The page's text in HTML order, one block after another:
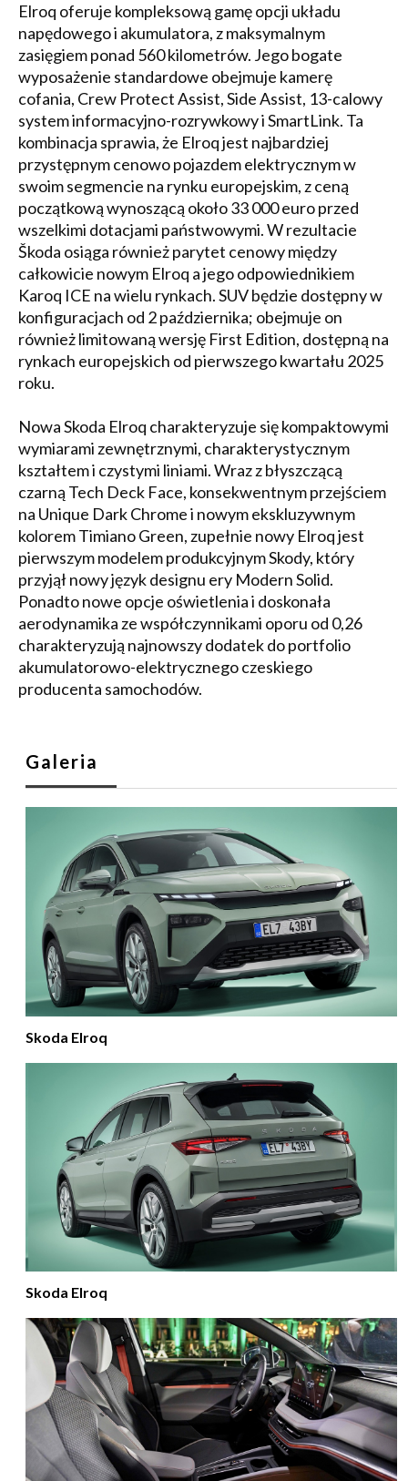
Elroq oferuje kompleksową gamę opcji układu
napędowego i akumulatora, z maksymalnym
zasięgiem ponad 560 kilometrów. Jego bogate
wyposażenie standardowe obejmuje kamerę
cofania, Crew Protect Assist, Side Assist, 13-calowy
system informacyjno-rozrywkowy i SmartLink. Ta
kombinacja sprawia, że ​​Elroq jest najbardziej
przystępnym cenowo pojazdem elektrycznym w
swoim segmencie na rynku europejskim, z ceną
początkową wynoszącą około 33 000 euro przed
wszelkimi dotacjami państwowymi. W rezultacie
Škoda osiąga również parytet cenowy między
całkowicie nowym Elroq a jego odpowiednikiem
Karoq ICE na wielu rynkach. SUV będzie dostępny w
konfiguracjach od 2 października; obejmuje on
również limitowaną wersję First Edition, dostępną na
rynkach europejskich od pierwszego kwartału 2025
roku.
Nowa Skoda Elroq charakteryzuje się kompaktowymi
wymiarami zewnętrznymi, charakterystycznym
kształtem i czystymi liniami. Wraz z błyszczącą
czarną Tech Deck Face, konsekwentnym przejściem
na Unique Dark Chrome i nowym ekskluzywnym
kolorem Timiano Green, zupełnie nowy Elroq jest
pierwszym modelem produkcyjnym Skody, który
przyjął nowy język designu ery Modern Solid.
Ponadto nowe opcje oświetlenia i doskonała
aerodynamika ze współczynnikami oporu od 0,26
charakteryzują najnowszy dodatek do portfolio
akumulatorowo-elektrycznego czeskiego
producenta samochodów.
Galeria
Skoda Elroq
Skoda Elroq